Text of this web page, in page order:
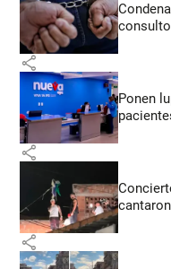
share
Ponen
share
share